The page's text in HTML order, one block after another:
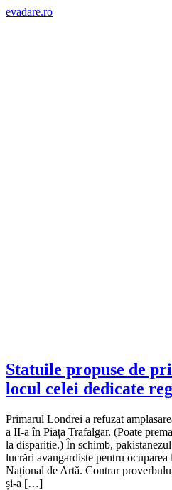
evadare.ro
Statuile propuse de
locul celei dedicate
Primarul Londrei a refuzat
a II-a în Piața Trafalgar. (Poate
la dispariție.) În schimb,
lucrări avangardiste pentru
Național de Artă. Contrar
și-a […]